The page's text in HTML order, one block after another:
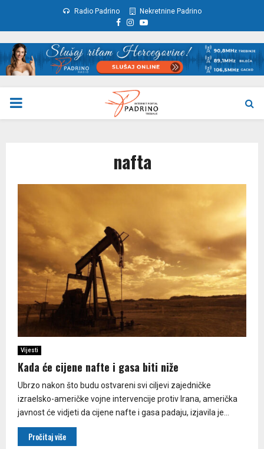
Radio Padrino Nekretnine Padrino
Facebook
Instagram
Youtube
PRIMARY
nafta
Vijesti
Kada će cijene nafte i gasa biti niže
Ubrzo nakon što budu ostvareni svi ciljevi zajedničke
izraelsko-američke vojne intervencije protiv Irana, američka
javnost će vidjeti da cijene nafte i gasa padaju, izjavila je...
Pročitaj više